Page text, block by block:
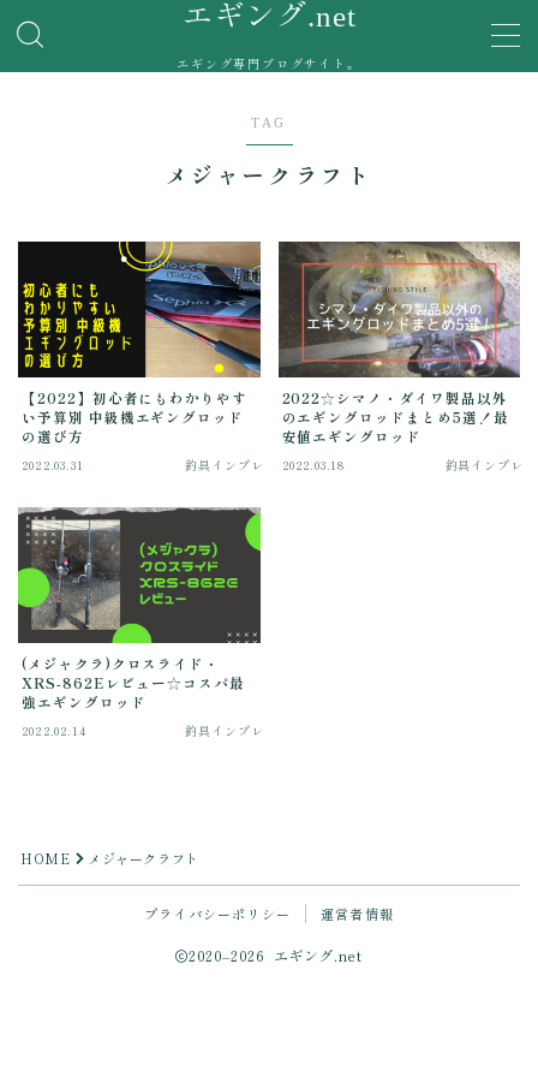
エギング.net
エギング専門ブログサイト。
エギングポイント
お問い合わせ
TAG
メジャークラフト
【2022】初心者にもわかりやす
い予算別 中級機エギングロッド
の選び方
2022.03.31 釣具インプレ
2022☆シマノ・ダイワ製品以外
のエギングロッドまとめ5選！最
安値エギングロッド
2022.03.18 釣具インプレ
(メジャクラ)クロスライド・
XRS-862Eレビュー☆コスパ最
強エギングロッド
2022.02.14 釣具インプレ
HOME メジャークラフト
プライバシーポリシー 運営者情報
2020–2026 エギング.net